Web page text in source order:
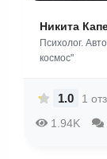
Никита
Психолог.
космос"
1.94K
1.0 1